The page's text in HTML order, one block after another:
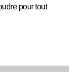
pour tout